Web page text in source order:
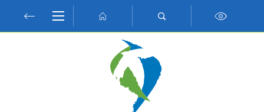
Przejdź do wyszukiwarki.
Przejdź do ustawień wielkości czcionki.
Włącz wersję kontrastową strony.